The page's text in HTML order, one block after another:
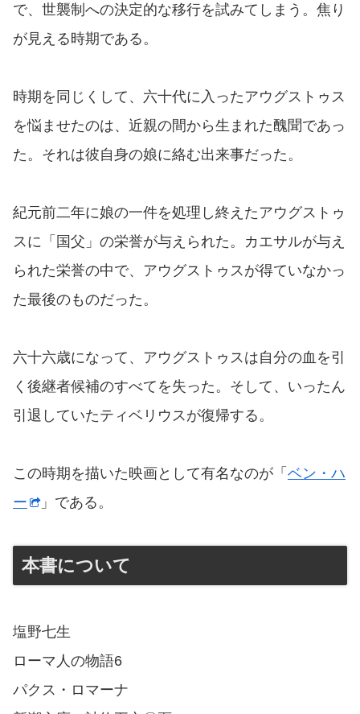
で、世襲制への決定的な移行を試みてしまう。焦り
が見える時期である。
時期を同じくして、六十代に入ったアウグストゥス
を悩ませたのは、近親の間から生まれた醜聞であっ
た。それは彼自身の娘に絡む出来事だった。
紀元前二年に娘の一件を処理し終えたアウグストゥ
スに「国父」の栄誉が与えられた。カエサルが与え
られた栄誉の中で、アウグストゥスが得ていなかっ
た最後のものだった。
六十六歳になって、アウグストゥスは自分の血を引
く後継者候補のすべてを失った。そして、いったん
引退していたティベリウスが復帰する。
この時期を描いた映画として有名なのが「 ベン・ハ
ー
」である。
本書について
塩野七生
ローマ人の物語6
パクス・ロマーナ